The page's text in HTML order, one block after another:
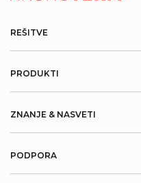
REŠITVE
PRODUKTI
ZNANJE & NASVETI
PODPORA